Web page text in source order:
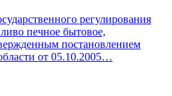
регулирования
печное бытовое,
постановлением
от 05.10.2005…